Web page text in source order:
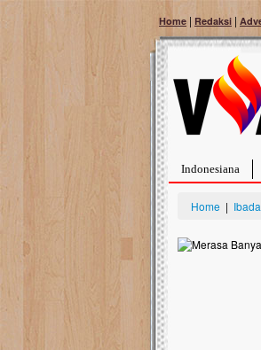
Home | Redaksi |
Indonesiana
Home |